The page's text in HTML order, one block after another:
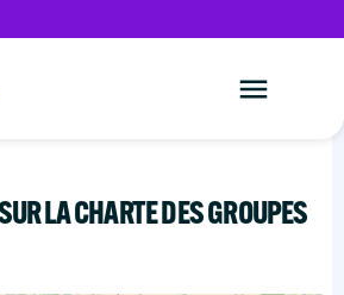
LA CHARTE DES GROUPES